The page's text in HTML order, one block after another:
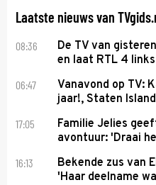
Laatste nieuws van
08:36
De TV van
en laat RTL 4
06:47
Vanavond op TV:
jaar!, Staten
17:05
Familie Jelies
avontuur: 'Draai
16:13
Bekende zus van
'Haar deelname